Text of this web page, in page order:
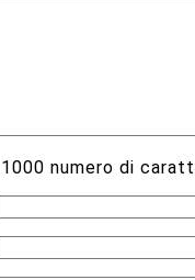
1000 numero di